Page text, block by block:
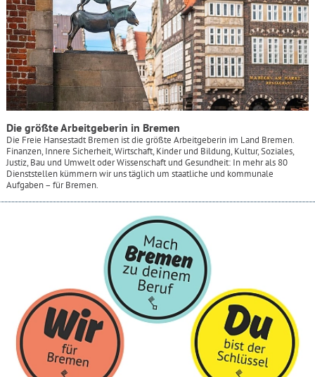
Die größte Arbeitgeberin in Bremen
Die Freie Hansestadt Bremen ist die größte Arbeitgeberin im Land Bremen.
Finanzen, Innere Sicherheit, Wirtschaft, Kinder und Bildung, Kultur, Soziales,
Justiz, Bau und Umwelt oder Wissenschaft und Gesundheit: In mehr als 80
Dienststellen kümmern wir uns täglich um staatliche und kommunale
Aufgaben – für Bremen.